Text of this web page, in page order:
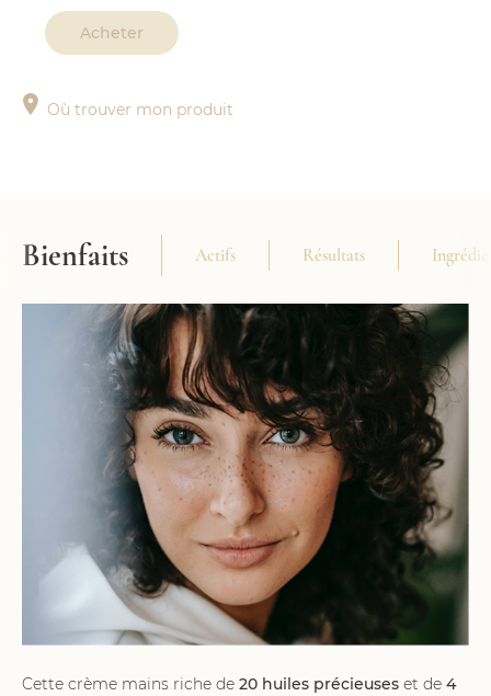
âge
Acheter
Où trouver mon produit
Bienfaits Actifs Résultats
Cette crème mains riche de 20 huiles précieuses et de 4